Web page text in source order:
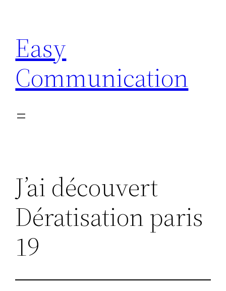
contenu
Easy
Communication
J’ai découvert
Dératisation paris
19